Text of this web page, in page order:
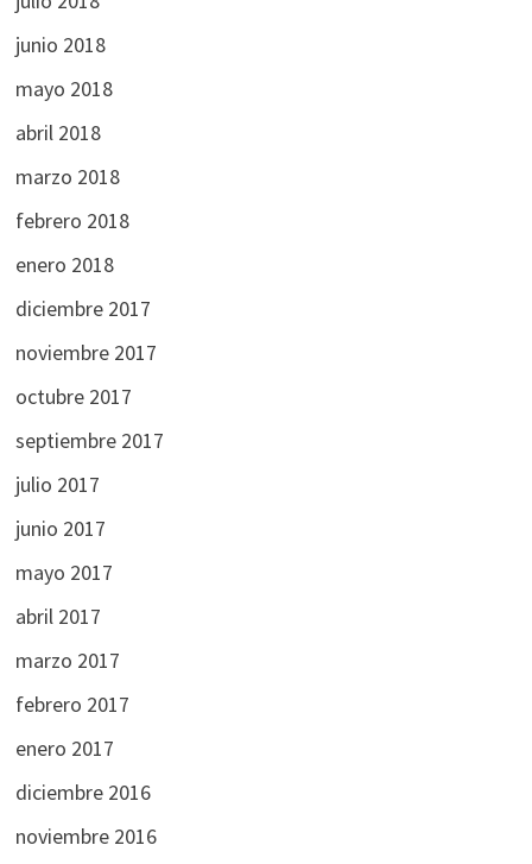
junio 2018
mayo 2018
abril 2018
marzo 2018
febrero 2018
enero 2018
diciembre 2017
noviembre 2017
octubre 2017
septiembre 2017
julio 2017
junio 2017
mayo 2017
abril 2017
marzo 2017
febrero 2017
enero 2017
diciembre 2016
noviembre 2016